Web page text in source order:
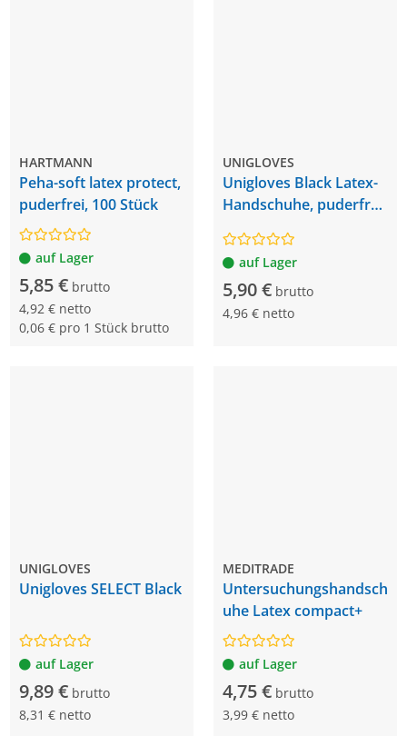
HARTMANN
Peha-soft latex protect,
puderfrei, 100 Stück
auf Lager
5,85 € brutto
4,92 € netto
0,06 € pro 1 Stück brutto
UNIGLOVES
Unigloves Black Latex-
Handschuhe, puderfrei,
auf Lager
5,90 € brutto
4,96 € netto
UNIGLOVES
Unigloves SELECT Black
auf Lager
9,89 € brutto
8,31 € netto
MEDITRADE
Untersuchungshandsch
uhe Latex compact+
auf Lager
4,75 € brutto
3,99 € netto